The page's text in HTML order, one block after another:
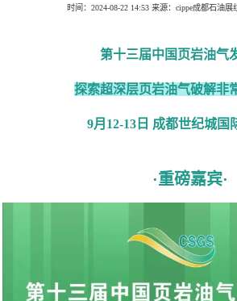
时间：2024-08-22 14:53 来源：cippe成都石油展
第十三届中国页岩油气
探索超深层页岩油气破解非
9月12-13日 成都世纪城国
·重磅嘉宾·